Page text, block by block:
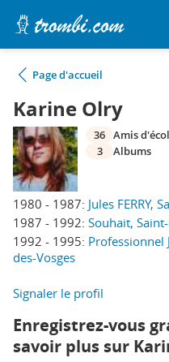
Page d'accueil
Karine Olry
1980 - 1987: Jules FERRY,
1987 - 1992: Souhait,
1992 - 1995: Professionnel
des-Vosges
36 Amis
3
Albums
Signaler le profil
Enregistrez-vous
savoir plus sur